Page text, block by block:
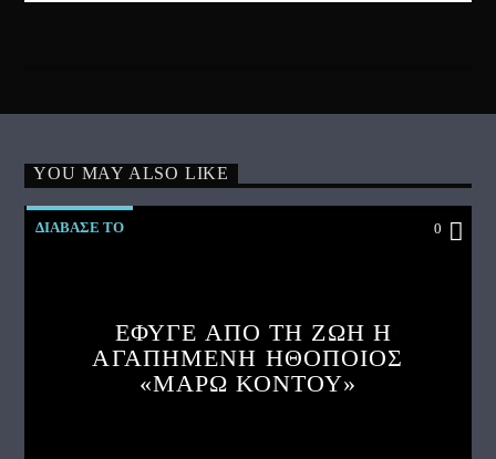
YOU MAY ALSO LIKE
ΔΙΑΒΑΣΕ ΤΟ 0
ΕΦΥΓΕ ΑΠΟ ΤΗ ΖΩΗ Η
ΑΓΑΠΗΜΕΝΗ ΗΘΟΠΟΙΟΣ
«ΜΑΡΩ ΚΟΝΤΟΥ»